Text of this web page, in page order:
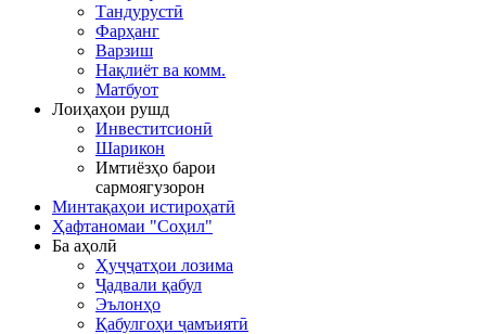
Тандурустӣ
Фарҳанг
Варзиш
Нақлиёт ва комм.
Матбуот
Лоиҳаҳои рушд
Инвеститсионӣ
Шарикон
Имтиёзҳо барои
сармоягузорон
Минтақаҳои истироҳатӣ
Ҳафтаномаи "Соҳил"
Ба аҳолӣ
Ҳуҷҷатҳои лозима
Ҷадвали қабул
Эълонҳо
Қабулгоҳи ҷамъиятӣ